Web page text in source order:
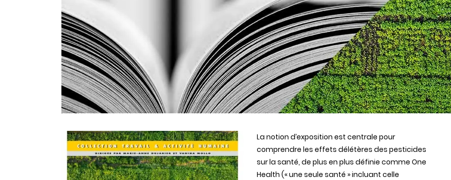
La notion d’exposition est centrale pour
comprendre les effets délétères des pesticides
sur la santé, de plus en plus définie comme One
Health (« une seule santé » incluant celle